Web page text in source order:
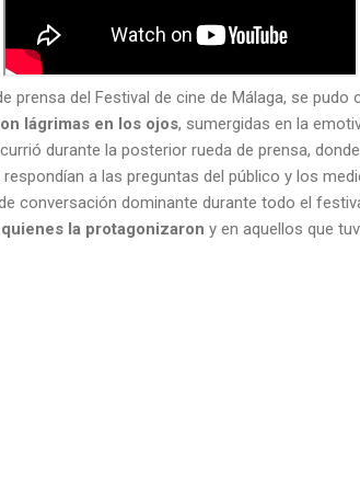
prensa del Festival de cine de Málaga, se
lágrimas en los ojos, sumergidas en la
durante la posterior rueda de prensa,
a las preguntas del público y los
conversación dominante durante todo el
la protagonizaron y en aquellos que